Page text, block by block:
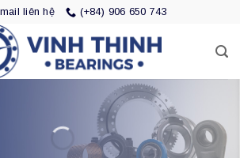
liên hệ (+84) 906 650 743